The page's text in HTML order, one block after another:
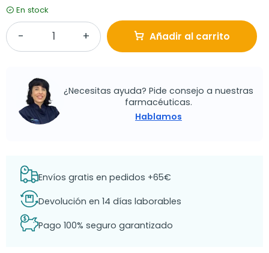
En stock
Añadir al carrito
¿Necesitas ayuda? Pide consejo a nuestras
farmacéuticas.
Hablamos
Envíos gratis en pedidos +65€
Devolución en 14 días laborables
Pago 100% seguro garantizado